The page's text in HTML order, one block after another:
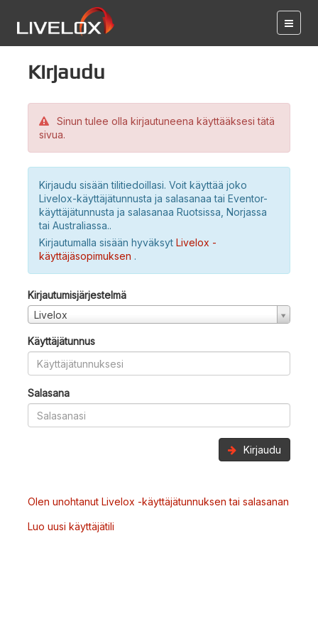
Kirjaudu
Sinun tulee olla kirjautuneena käyttääksesi tätä
sivua.
Kirjaudu sisään tilitiedoillasi. Voit käyttää joko
Livelox-käyttäjätunnusta ja salasanaa tai Eventor-
käyttäjätunnusta ja salasanaa Ruotsissa, Norjassa
tai Australiassa..
Kirjautumalla sisään hyväksyt Livelox -
käyttäjäsopimuksen .
Kirjautumisjärjestelmä
Livelox
Käyttäjätunnus
Salasana
Kirjaudu
Olen unohtanut Livelox -käyttäjätunnuksen tai salasanan
Luo uusi käyttäjätili